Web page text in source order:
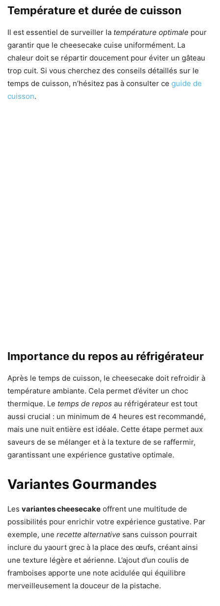
Température et durée de cuisson
Il est essentiel de surveiller la température optimale pour
garantir que le cheesecake cuise uniformément. La
chaleur doit se répartir doucement pour éviter un gâteau
trop cuit. Si vous cherchez des conseils détaillés sur le
temps de cuisson, n’hésitez pas à consulter ce guide de
cuisson.
Importance du repos au réfrigérateur
Après le temps de cuisson, le cheesecake doit refroidir à
température ambiante. Cela permet d’éviter un choc
thermique. Le temps de repos au réfrigérateur est tout
aussi crucial : un minimum de 4 heures est recommandé,
mais une nuit entière est idéale. Cette étape permet aux
saveurs de se mélanger et à la texture de se raffermir,
garantissant une expérience gustative optimale.
Variantes Gourmandes
Les variantes cheesecake offrent une multitude de
possibilités pour enrichir votre expérience gustative. Par
exemple, une recette alternative sans cuisson pourrait
inclure du yaourt grec à la place des œufs, créant ainsi
une texture légère et aérienne. L’ajout d’un coulis de
framboises apporte une note acidulée qui équilibre
merveilleusement la douceur de la pistache.